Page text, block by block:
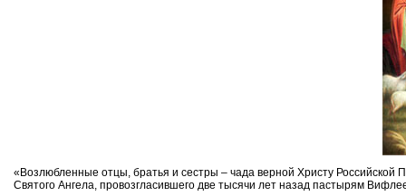
«Возлюбленные отцы, братья и сестры – чада верной Христу Российской
Святого Ангела, провозгласившего две тысячи лет назад пастырям